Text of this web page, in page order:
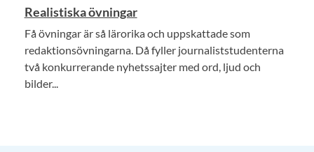
Realistiska övningar
Få övningar är så lärorika och uppskattade som
redaktionsövningarna. Då fyller journaliststudenterna
två konkurrerande nyhetssajter med ord, ljud och
bilder...